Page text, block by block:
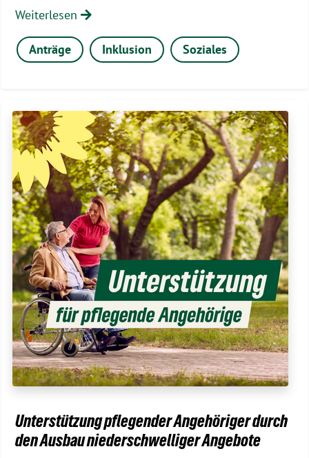
Weiterlesen
Anträge Inklusion Soziales
Unterstützung pflegender Angehöriger durch
den Ausbau niederschwelliger Angebote